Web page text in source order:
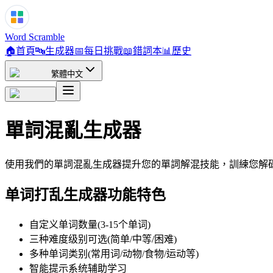
Word Scramble
🏠首頁🔤生成器📅每日挑戰📖錯詞本📊 歷史
繁體中文
單詞混亂生成器
使用我們的單詞混亂生成器提升您的單詞解混技能，訓練您解
单词打乱生成器功能特色
自定义单词数量(3-15个单词)
三种难度级别可选(简单/中等/困难)
多种单词类别(常用词/动物/食物/运动等)
智能提示系统辅助学习